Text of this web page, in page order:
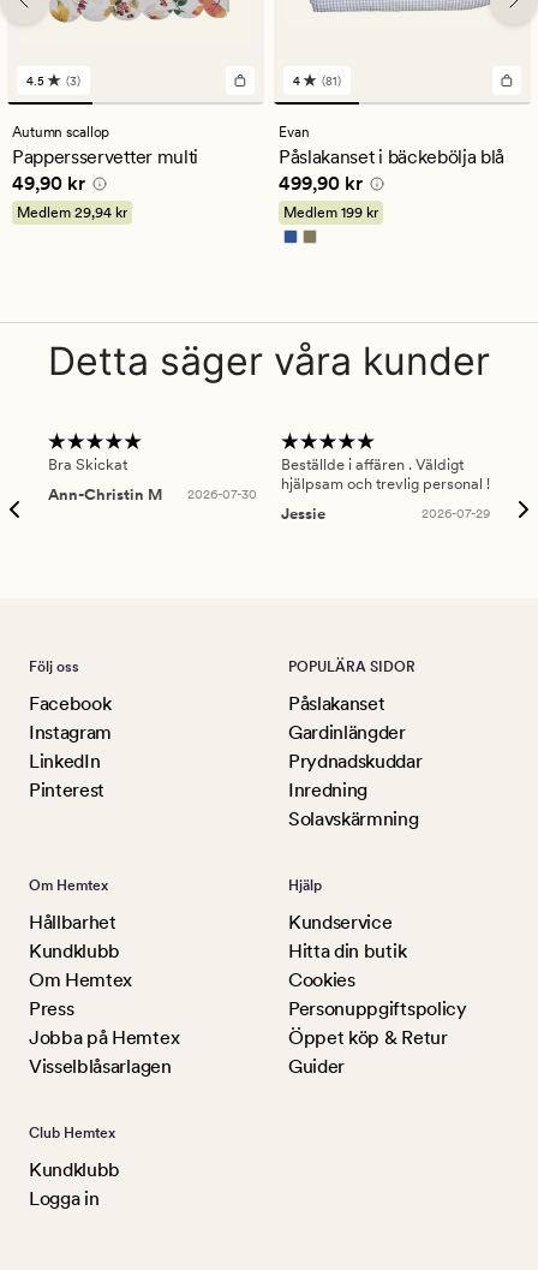
3
omdömen
med
ett
genomsnittligt
betyg
på
4.5
4.5 (3)
Autumn scallop
Pappersservetter multi
Pris 49,90 kr
49,90 kr
Medlem 29,94 kr
81
omdömen
med
ett
genomsnittligt
betyg
på
4
4 (81)
Evan
Påslakanset i bäckebölja blå
Pris 499,90 kr
499,90 kr
Medlem 199 kr
Detta säger våra kunder
Bra Skickat
Ann-Christin M
2026-07-30
Beställde i affären . Väldigt
hjälpsam och trevlig personal !
Jessie
2026-07-29
Följ oss
Facebook
Instagram
LinkedIn
Pinterest
POPULÄRA SIDOR
Påslakanset
Gardinlängder
Prydnadskuddar
Inredning
Solavskärmning
Om Hemtex
Hållbarhet
Kundklubb
Om Hemtex
Press
Jobba på Hemtex
Visselblåsarlagen
Hjälp
Kundservice
Hitta din butik
Cookies
Personuppgiftspolicy
Öppet köp & Retur
Guider
Club Hemtex
Kundklubb
Logga in